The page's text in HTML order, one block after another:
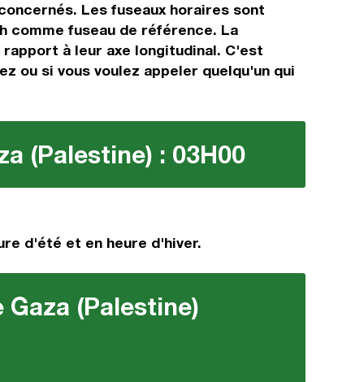
Les fuseaux horaires sont
comme fuseau de référence. La
à leur axe longitudinal. C'est
ou si vous voulez appeler quelqu'un qui
(Palestine) : 03H00
d'été et en heure d'hiver.
(Palestine)